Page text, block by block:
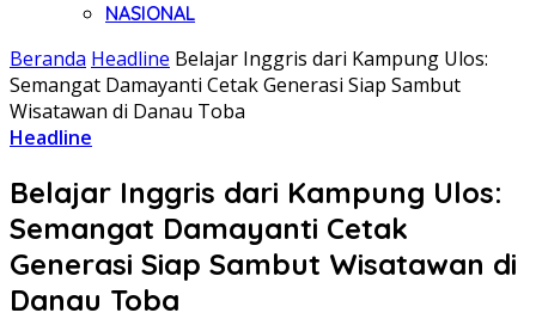
NASIONAL
Beranda Headline Belajar Inggris dari Kampung Ulos:
Semangat Damayanti Cetak Generasi Siap Sambut
Wisatawan di Danau Toba
Headline
Belajar Inggris dari Kampung Ulos:
Semangat Damayanti Cetak
Generasi Siap Sambut Wisatawan di
Danau Toba